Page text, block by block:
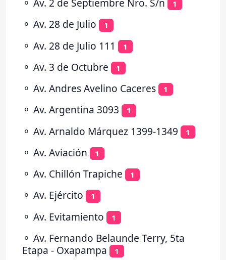
⚬ Av. 2 de Septiembre Nro. S/n 1
⚬ Av. 28 de Julio 1
⚬ Av. 28 de Julio 111 1
⚬ Av. 3 de Octubre 1
⚬ Av. Andres Avelino Caceres 1
⚬ Av. Argentina 3093 1
⚬ Av. Arnaldo Márquez 1399-1349 1
⚬ Av. Aviación 1
⚬ Av. Chillón Trapiche 1
⚬ Av. Ejército 1
⚬ Av. Evitamiento 1
⚬ Av. Fernando Belaunde Terry, 5ta
Etapa - Oxapampa
1